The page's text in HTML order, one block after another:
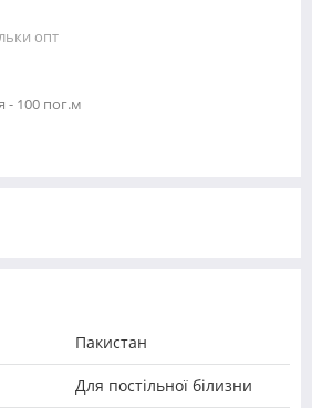
опт
- 100 пог.м
Пакистан
Для постільної білизни